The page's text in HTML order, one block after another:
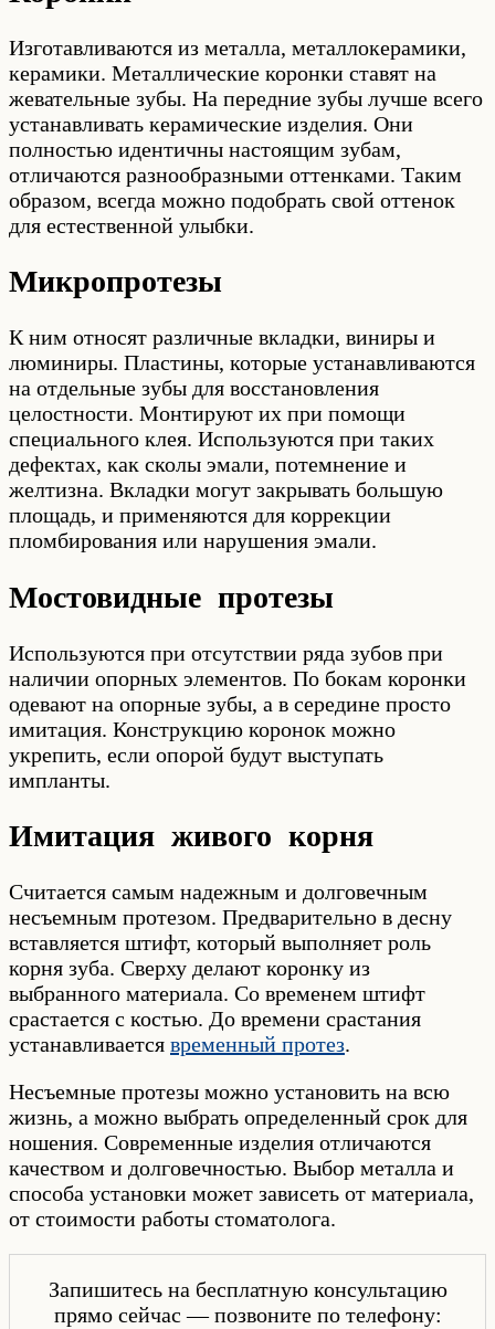
Изготавливаются из металла, металлокерамики,
керамики. Металлические коронки ставят на
жевательные зубы. На передние зубы лучше всего
устанавливать керамические изделия. Они
полностью идентичны настоящим зубам,
отличаются разнообразными оттенками. Таким
образом, всегда можно подобрать свой оттенок
для естественной улыбки.
Микропротезы
К ним относят различные вкладки, виниры и
люминиры. Пластины, которые устанавливаются
на отдельные зубы для восстановления
целостности. Монтируют их при помощи
специального клея. Используются при таких
дефектах, как сколы эмали, потемнение и
желтизна. Вкладки могут закрывать большую
площадь, и применяются для коррекции
пломбирования или нарушения эмали.
Мостовидные протезы
Используются при отсутствии ряда зубов при
наличии опорных элементов. По бокам коронки
одевают на опорные зубы, а в середине просто
имитация. Конструкцию коронок можно
укрепить, если опорой будут выступать
импланты.
Имитация живого корня
Считается самым надежным и долговечным
несъемным протезом. Предварительно в десну
вставляется штифт, который выполняет роль
корня зуба. Сверху делают коронку из
выбранного материала. Со временем штифт
срастается с костью. До времени срастания
устанавливается временный протез.
Несъемные протезы можно установить на всю
жизнь, а можно выбрать определенный срок для
ношения. Современные изделия отличаются
качеством и долговечностью. Выбор металла и
способа установки может зависеть от материала,
от стоимости работы стоматолога.
Запишитесь на бесплатную консультацию
прямо сейчас — позвоните по телефону: